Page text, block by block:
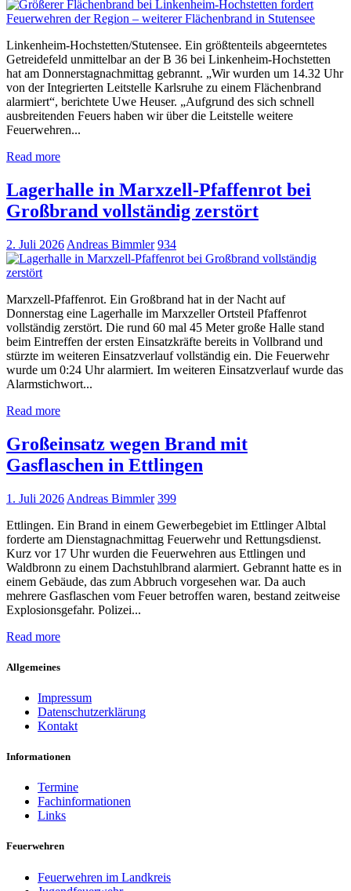
Linkenheim-Hochstetten/Stutensee. Ein größtenteils abgeerntetes
Getreidefeld unmittelbar an der B 36 bei Linkenheim-Hochstetten
hat am Donnerstagnachmittag gebrannt. „Wir wurden um 14.32 Uhr
von der Integrierten Leitstelle Karlsruhe zu einem Flächenbrand
alarmiert“, berichtete Uwe Heuser. „Aufgrund des sich schnell
ausbreitenden Feuers haben wir über die Leitstelle weitere
Feuerwehren...
Read more
Lagerhalle in Marxzell-Pfaffenrot bei
Großbrand vollständig zerstört
2. Juli 2026 Andreas Bimmler 934
Marxzell-Pfaffenrot. Ein Großbrand hat in der Nacht auf
Donnerstag eine Lagerhalle im Marxzeller Ortsteil Pfaffenrot
vollständig zerstört. Die rund 60 mal 45 Meter große Halle stand
beim Eintreffen der ersten Einsatzkräfte bereits in Vollbrand und
stürzte im weiteren Einsatzverlauf vollständig ein. Die Feuerwehr
wurde um 0:24 Uhr alarmiert. Im weiteren Einsatzverlauf wurde das
Alarmstichwort...
Read more
Großeinsatz wegen Brand mit
Gasflaschen in Ettlingen
1. Juli 2026 Andreas Bimmler 399
Ettlingen. Ein Brand in einem Gewerbegebiet im Ettlinger Albtal
forderte am Dienstagnachmittag Feuerwehr und Rettungsdienst.
Kurz vor 17 Uhr wurden die Feuerwehren aus Ettlingen und
Waldbronn zu einem Dachstuhlbrand alarmiert. Gebrannt hatte es in
einem Gebäude, das zum Abbruch vorgesehen war. Da auch
mehrere Gasflaschen vom Feuer betroffen waren, bestand zeitweise
Explosionsgefahr. Polizei...
Read more
Allgemeines
Impressum
Datenschutzerklärung
Kontakt
Informationen
Termine
Fachinformationen
Links
Feuerwehren
Feuerwehren im Landkreis